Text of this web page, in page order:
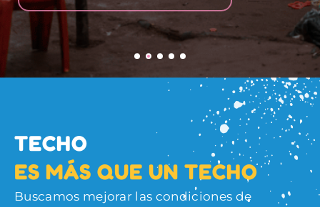
TECHO
ES MÁS QUE UN TECHO
Buscamos mejorar las condiciones de